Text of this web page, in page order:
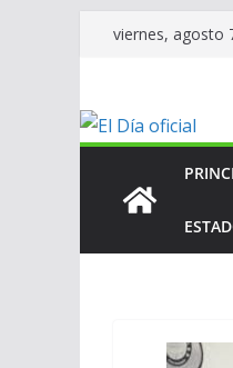
Saltarviernes, agosto